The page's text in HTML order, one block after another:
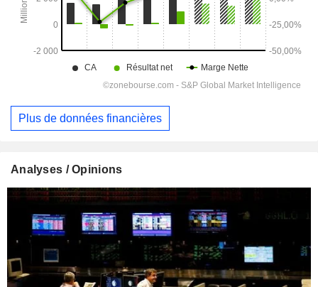
Plus de données financières
Analyses / Opinions